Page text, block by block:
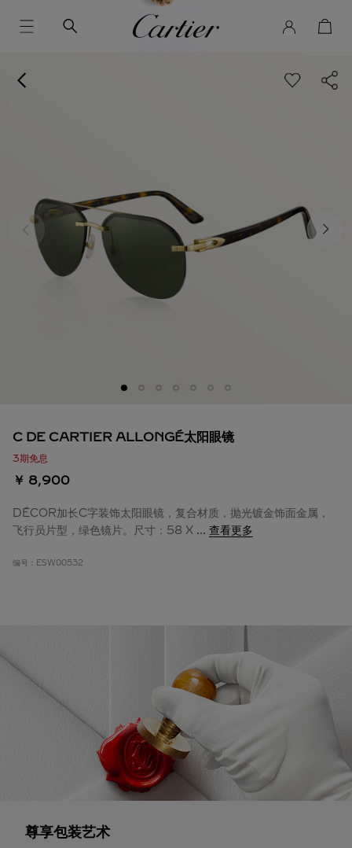
C DE CARTIER ALLONGÉ太阳眼镜
3期免息
￥ 8,900
DÉCOR加长C字装饰太阳眼镜，复合材质，抛光镀金饰面金属，
飞行员片型，绿色镜片。尺寸：58 X ... 查看更多
编号： ESW00532
尊享包装艺术